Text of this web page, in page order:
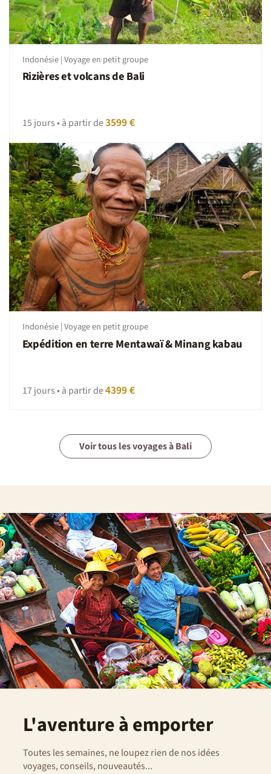
Indonésie | Voyage en petit groupe
Rizières et volcans de Bali
15 jours • à partir de3599 €
Indonésie | Voyage en petit groupe
Expédition en terre Mentawaï & Minang kabau
17 jours • à partir de4399 €
Voir tous les voyages à Bali
L'aventure à emporter
Toutes les semaines, ne loupez rien de nos idées
voyages, conseils, nouveautés...